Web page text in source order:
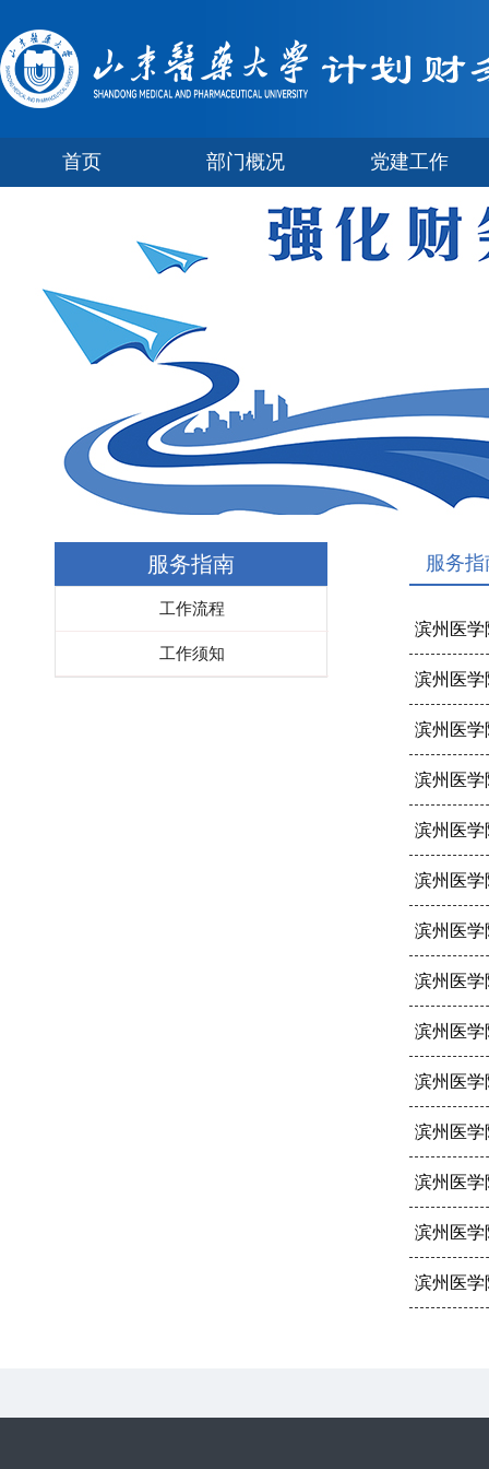
首页 部门概况 党建工作
服务指南
工作流程
工作须知
服务指
滨州医学
滨州医学
滨州医学
滨州医学
滨州医学
滨州医学
滨州医学
滨州医学
滨州医学
滨州医学
滨州医学
滨州医学
滨州医学
滨州医学